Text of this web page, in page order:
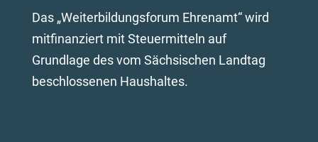
Das „Weiterbildungsforum Ehrenamt“ wird
mitfinanziert mit Steuermitteln auf
Grundlage des vom Sächsischen Landtag
beschlossenen Haushaltes.